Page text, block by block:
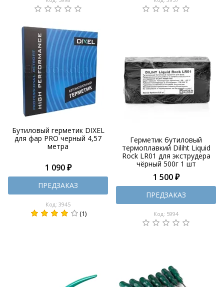
Бутиловый герметик DIXEL
для фар PRO черный 4,57
метра
1 090 ₽
ПРЕДЗАКАЗ
Код: 3945
(1)
Герметик бутиловый
термоплавкий Diliht Liquid
Rock LR01 для экструдера
чёрный 500г 1 шт
1 500 ₽
ПРЕДЗАКАЗ
Код: 5994